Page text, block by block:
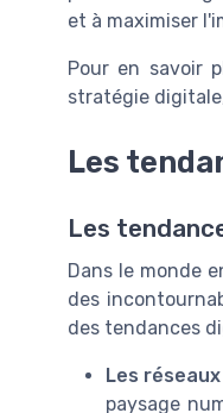
et à maximiser
Pour en savoir
stratégie
Les
Les
Dans le monde
des
des tendances
Les
paysage